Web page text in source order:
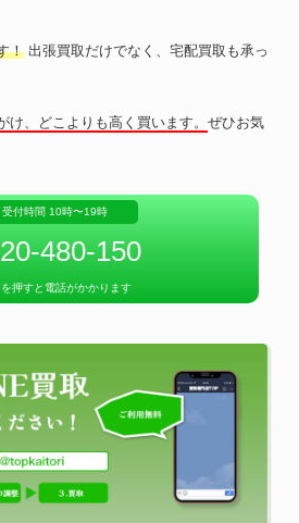
！ 出張買取だけでなく、宅配買取も承っ
、どこよりも高く買います。 ぜひお気
受付時間 10時〜19時
480-150
を押すと電話がかかります